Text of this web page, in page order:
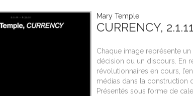
Mary Temple
CURRENCY,
Chaque image représente
décision ou un discours. En
révolutionnaires en cours,
médias dans la construction
Présentés sous forme de